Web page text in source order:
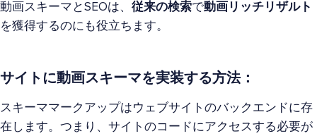
動画スキーマとSEOは、 従来の検索で動画リッチリザルト
を獲得するのにも役立ちます。
サイトに動画スキーマを実装する方法：
スキーママークアップはウェブサイトのバックエンドに存
在します。つまり、サイトのコードにアクセスする必要が